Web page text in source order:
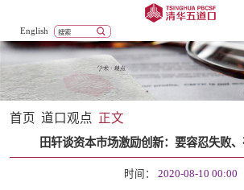
English
首页 道口观点 正文
田轩谈资本市场激励创新：要容忍失败
时间： 2020-08-10 00:00